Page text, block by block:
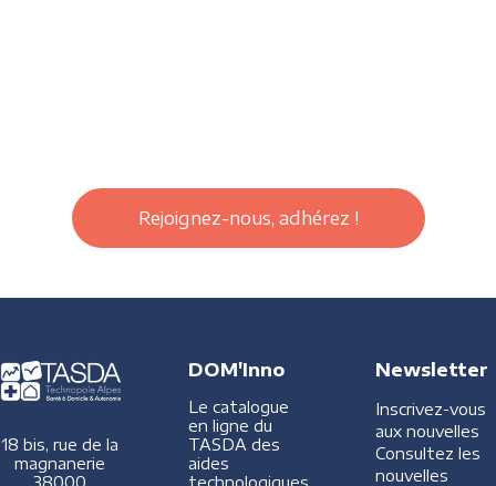
Rejoignez-nous, adhérez !
18 bis, rue de la
magnanerie
DOM'Inno
Le catalogue
en ligne du
TASDA des
aides
technologiques
Newsletter
Inscrivez-vous
aux nouvelles
Consultez les
nouvelles